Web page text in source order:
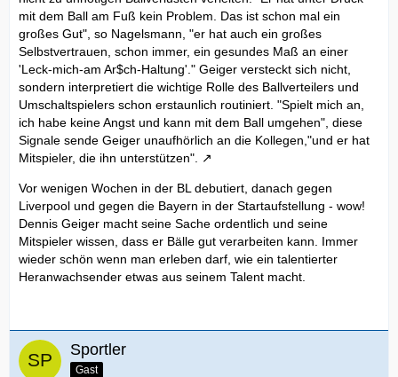
mit dem Ball am Fuß kein Problem. Das ist schon mal ein
großes Gut", so Nagelsmann, "er hat auch ein großes
Selbstvertrauen, schon immer, ein gesundes Maß an einer
'Leck-mich-am Ar$ch-Haltung'." Geiger versteckt sich nicht,
sondern interpretiert die wichtige Rolle des Ballverteilers und
Umschaltspielers schon erstaunlich routiniert. "Spielt mich an,
ich habe keine Angst und kann mit dem Ball umgehen", diese
Signale sende Geiger unaufhörlich an die Kollegen,"und er hat
Mitspieler, die ihn unterstützen".
Vor wenigen Wochen in der BL debutiert, danach gegen
Liverpool und gegen die Bayern in der Startaufstellung - wow!
Dennis Geiger macht seine Sache ordentlich und seine
Mitspieler wissen, dass er Bälle gut verarbeiten kann. Immer
wieder schön wenn man erleben darf, wie ein talentierter
Heranwachsender etwas aus seinem Talent macht.
Sportler
Gast